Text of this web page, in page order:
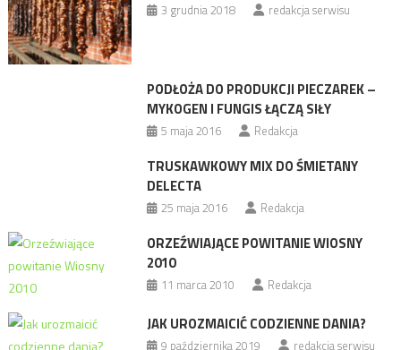
3 grudnia 2018 redakcja serwisu
PODŁOŻA DO PRODUKCJI PIECZAREK –
MYKOGEN I FUNGIS ŁĄCZĄ SIŁY
5 maja 2016 Redakcja
TRUSKAWKOWY MIX DO ŚMIETANY
DELECTA
25 maja 2016 Redakcja
ORZEŹWIAJĄCE POWITANIE WIOSNY
2010
11 marca 2010 Redakcja
JAK UROZMAICIĆ CODZIENNE DANIA?
9 października 2019 redakcja serwisu